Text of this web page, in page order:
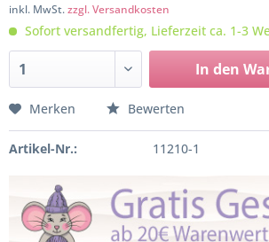
inkl. MwSt.zzgl. Versandkosten
Sofort versandfertig, Lieferzeit ca. 1-3
In den
Merken Bewerten
Artikel-Nr.: 11210-1